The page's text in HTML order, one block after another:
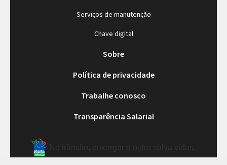
Serviços de manutenção
Chave digital
Sobre
Política de privacidade
Trabalhe conosco
Transparência Salarial